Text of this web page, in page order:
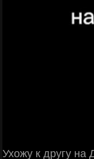
Ухожу к другу на